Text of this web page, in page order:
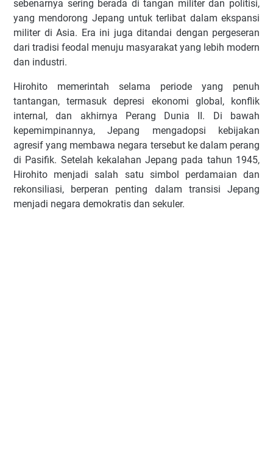
sebenarnya sering berada di tangan militer dan politisi,
yang mendorong Jepang untuk terlibat dalam ekspansi
militer di Asia. Era ini juga ditandai dengan pergeseran
dari tradisi feodal menuju masyarakat yang lebih modern
dan industri.
Hirohito memerintah selama periode yang penuh
tantangan, termasuk depresi ekonomi global, konflik
internal, dan akhirnya Perang Dunia II. Di bawah
kepemimpinannya, Jepang mengadopsi kebijakan
agresif yang membawa negara tersebut ke dalam perang
di Pasifik. Setelah kekalahan Jepang pada tahun 1945,
Hirohito menjadi salah satu simbol perdamaian dan
rekonsiliasi, berperan penting dalam transisi Jepang
menjadi negara demokratis dan sekuler.